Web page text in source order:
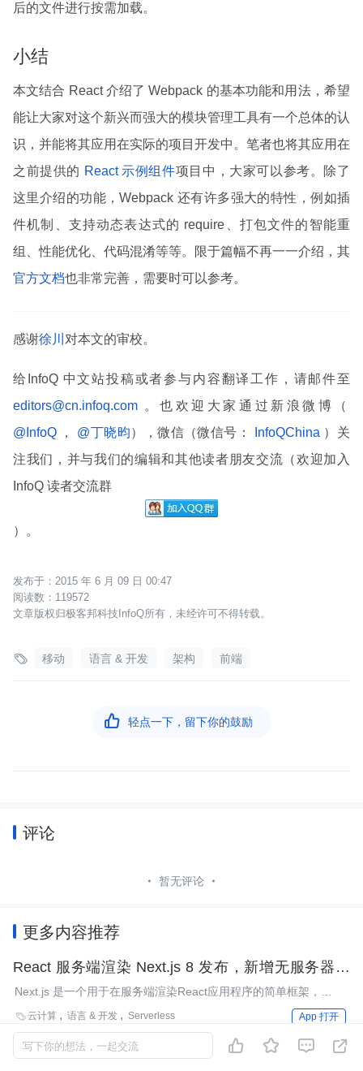
后的文件进行按需加载。
小结
本文结合 React 介绍了 Webpack 的基本功能和用法，希望
能让大家对这个新兴而强大的模块管理工具有一个总体的认
识，并能将其应用在实际的项目开发中。笔者也将其应用在
之前提供的 React 示例组件项目中，大家可以参考。除了
这里介绍的功能，Webpack 还有许多强大的特性，例如插
件机制、支持动态表达式的 require、打包文件的智能重
组、性能优化、代码混淆等等。限于篇幅不再一一介绍，其
官方文档也非常完善，需要时可以参考。
感谢徐川 对本文的审校。
给InfoQ 中文站投稿或者参与内容翻译工作，请邮件至
editors@cn.infoq.com 。也欢迎大家通过新浪微博（
@InfoQ
， @丁晓昀），微信（微信号： InfoQChina ）关
注我们，并与我们的编辑和其他读者朋友交流（欢迎加入
InfoQ 读者交流群
）。
2015 年 6 月 09 日 00:47
119572
文章版权归极客邦科技InfoQ所有，未经许可不得转载。
 移动 语言 & 开发 架构 前端
 轻点一下，留下你的鼓励
评论
暂无评论
更多内容推荐
React 服务端渲染 Next.js 8 发布，新增无服务器功
能
Next.js 是一个用于在服务端渲染React应用程序的简单框架，
Next.js 8为移动应用程序新增了无服务器功能。
云计算 语言 & 开发 Serverless App 打开
你配置 Webpack 4 的方式可能是错的！
写下你的想法，一起交流    